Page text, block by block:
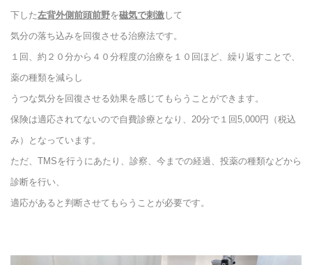
下した 左背外側前頭前野を磁気で刺激 して
気分の落ち込みを回復させる治療法です。
１回、約２０分から４０分程度の治療を１０回ほど、繰り返すことで、
薬の種類を減らし
うつな気分を回復させる効果を感じてもらうことができます。
保険は適応されてないので自費診療となり、20分で１回5,000円（税込
み）となっています。
ただ、TMSを行うにあたり、診察、今までの経過、投薬の種類などから
診断を行い、
適応があると判断させてもらうことが必要です。